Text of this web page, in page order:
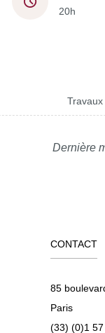
20h
Dernière
CONTACT
85
Paris
(33) (0)1